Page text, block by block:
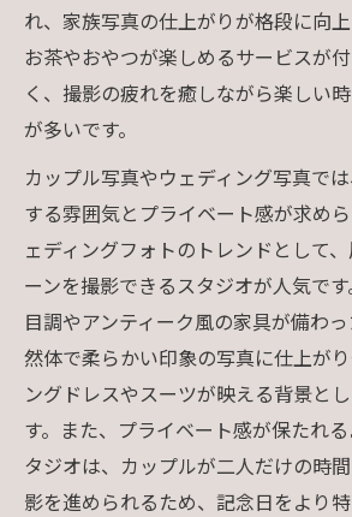
れ、家族写真の仕上がりが格段に向
お茶やおやつが楽しめるサービスが
く、撮影の疲れを癒しながら楽しい
が多いです。
カップル写真やウェディング写真で
する雰囲気とプライベート感が求め
ェディングフォトのトレンドとして
ーンを撮影できるスタジオが人気で
目調やアンティーク風の家具が備わ
然体で柔らかい印象の写真に仕上が
ングドレスやスーツが映える背景と
す。また、プライベート感が保たれ
タジオは、カップルが二人だけの時
影を進められるため、記念日をより